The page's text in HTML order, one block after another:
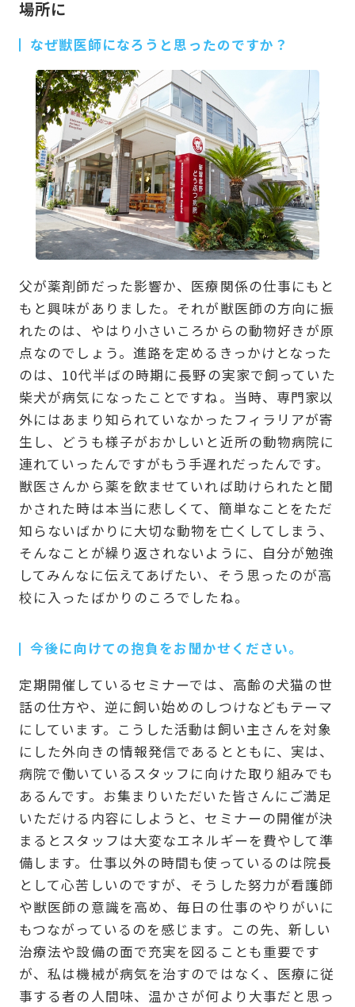
場所に
なぜ獣医師になろうと思ったのですか？
父が薬剤師だった影響か、医療関係の仕事にもと
もと興味がありました。それが獣医師の方向に振
れたのは、やはり小さいころからの動物好きが原
点なのでしょう。進路を定めるきっかけとなった
のは、10代半ばの時期に長野の実家で飼っていた
柴犬が病気になったことですね。当時、専門家以
外にはあまり知られていなかったフィラリアが寄
生し、どうも様子がおかしいと近所の動物病院に
連れていったんですがもう手遅れだったんです。
獣医さんから薬を飲ませていれば助けられたと聞
かされた時は本当に悲しくて、簡単なことをただ
知らないばかりに大切な動物を亡くしてしまう、
そんなことが繰り返されないように、自分が勉強
してみんなに伝えてあげたい、そう思ったのが高
校に入ったばかりのころでしたね。
今後に向けての抱負をお聞かせください。
定期開催しているセミナーでは、高齢の犬猫の世
話の仕方や、逆に飼い始めのしつけなどもテーマ
にしています。こうした活動は飼い主さんを対象
にした外向きの情報発信であるとともに、実は、
病院で働いているスタッフに向けた取り組みでも
あるんです。お集まりいただいた皆さんにご満足
いただける内容にしようと、セミナーの開催が決
まるとスタッフは大変なエネルギーを費やして準
備します。仕事以外の時間も使っているのは院長
として心苦しいのですが、そうした努力が看護師
や獣医師の意識を高め、毎日の仕事のやりがいに
もつながっているのを感じます。この先、新しい
治療法や設備の面で充実を図ることも重要です
が、私は機械が病気を治すのではなく、医療に従
事する者の人間味、温かさが何より大事だと思っ